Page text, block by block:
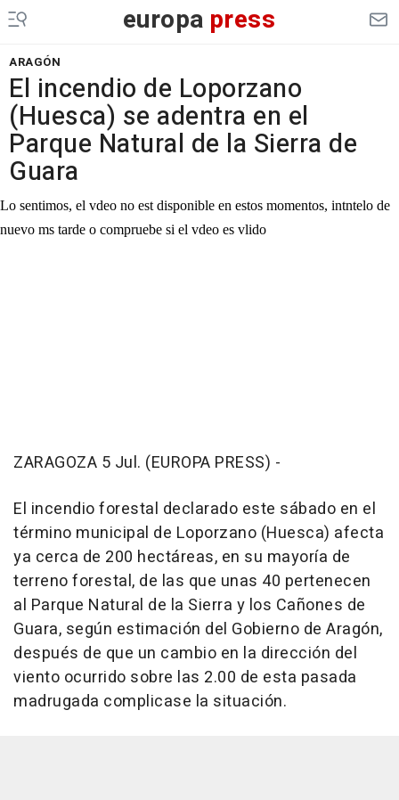
europa press
ARAGÓN
El incendio de Loporzano
(Huesca) se adentra en el
Parque Natural de la Sierra de
Guara
ZARAGOZA 5 Jul. (EUROPA PRESS) -
El incendio forestal declarado este sábado en el
término municipal de Loporzano (Huesca) afecta
ya cerca de 200 hectáreas, en su mayoría de
terreno forestal, de las que unas 40 pertenecen
al Parque Natural de la Sierra y los Cañones de
Guara, según estimación del Gobierno de Aragón,
después de que un cambio en la dirección del
viento ocurrido sobre las 2.00 de esta pasada
madrugada complicase la situación.